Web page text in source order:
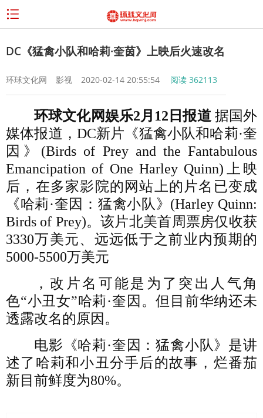
DC《猛禽小队和哈莉·奎茵》上映后火速改名
环球文化网 影视 2020-02-14 20:55:54 阅读 362113
环球文化网娱乐2月12日报道 据国外
媒体报道，DC新片《猛禽小队和哈莉·奎
因》(Birds of Prey and the Fantabulous
Emancipation of One Harley Quinn)上映
后，在多家影院的网站上的片名已变成
《哈莉·奎因：猛禽小队》(Harley Quinn:
Birds of Prey)。该片北美首周票房仅收获
3330万美元、远远低于之前业内预期的
5000-5500万美元
，改片名可能是为了突出人气角
色“小丑女”哈莉·奎因。但目前华纳还未
透露改名的原因。
电影《哈莉·奎因：猛禽小队》是讲
述了哈莉和小丑分手后的故事，烂番茄
新目前鲜度为80%。